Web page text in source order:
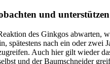
und unterstützen
des Ginkgos abwarten,
spätestens nach ein oder zwei
Auch hier gilt wieder
und der Baumschneider